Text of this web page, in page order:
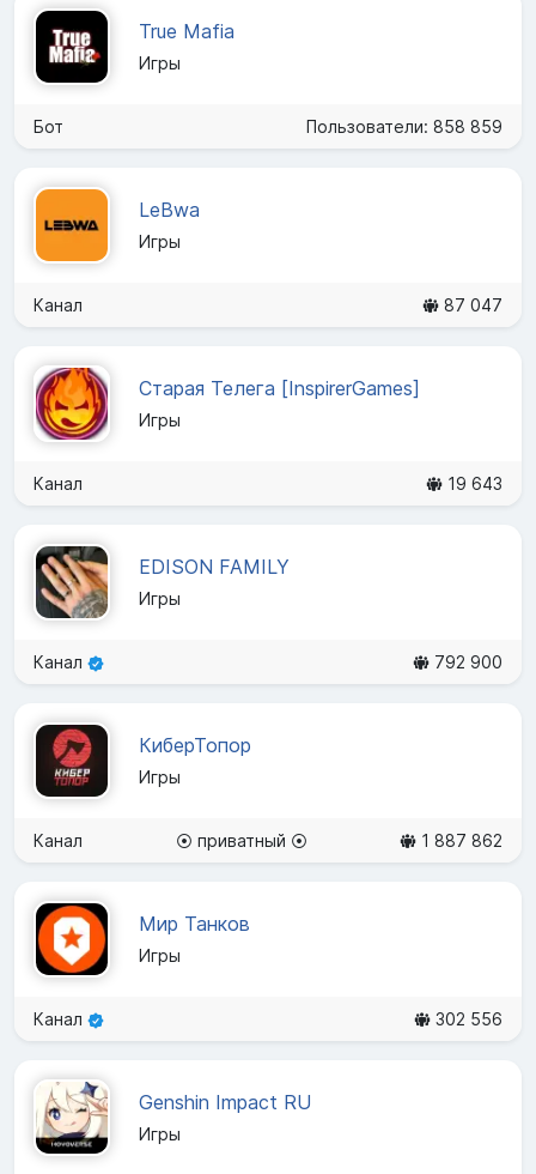
True Mafia
Игры
Бот Пользователи: 858 859
LeBwa
Игры
Канал 87 047
Старая Телега [InspirerGames]
Игры
Канал 19 643
EDISON FAMILY
Игры
Канал 792 900
КиберТопор
Игры
Канал ⦿ приватный ⦿ 1 887 862
Мир Танков
Игры
Канал 302 556
Genshin Impact RU
Игры